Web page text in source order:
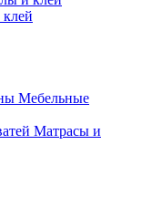
Мебельные
Матрасы и